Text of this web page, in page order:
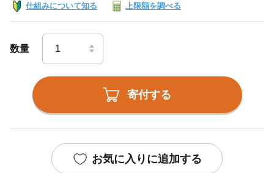
仕組みについて知る 上限額を調べる
数量
寄付する
お気に入りに追加する